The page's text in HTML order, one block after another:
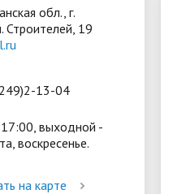
техническое
и оснащённость
процесса
библиотека
обл., г.
Строителей, 19
13-04
выходной -
воскресенье.
на карте